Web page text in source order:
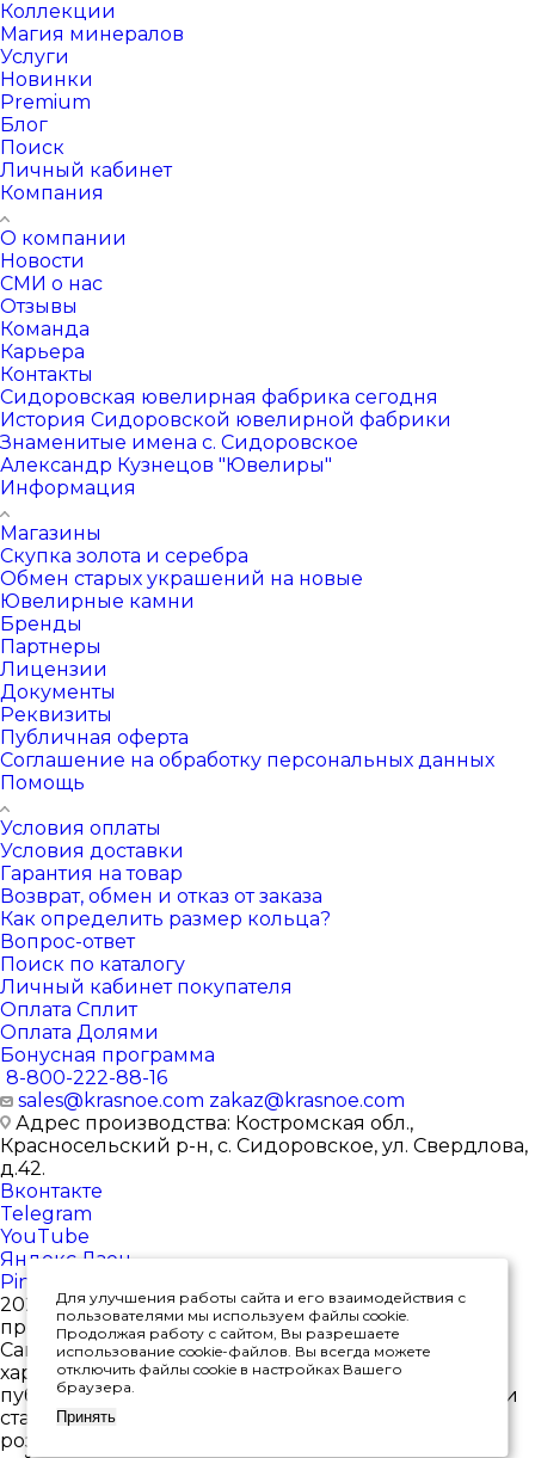
Коллекции
Магия минералов
Услуги
Новинки
Premium
Блог
Поиск
Личный кабинет
Компания
О компании
Новости
СМИ о нас
Отзывы
Команда
Карьера
Контакты
Сидоровская ювелирная фабрика сегодня
История Сидоровской ювелирной фабрики
Знаменитые имена с. Сидоровское
Александр Кузнецов "Ювелиры"
Информация
Магазины
Скупка золота и серебра
Обмен старых украшений на новые
Ювелирные камни
Бренды
Партнеры
Лицензии
Документы
Реквизиты
Публичная оферта
Соглашение на обработку персональных данных
Помощь
Условия оплаты
Условия доставки
Гарантия на товар
Возврат, обмен и отказ от заказа
Как определить размер кольца?
Вопрос-ответ
Поиск по каталогу
Личный кабинет покупателя
Оплата Сплит
Оплата Долями
Бонусная программа
8-800-222-88-16
sales@krasnoe.com zakaz@krasnoe.com
Адрес производства: Костромская обл.,
Красносельский р-н, с. Сидоровское, ул. Свердлова,
д.42.
Вконтакте
Telegram
YouTube
Яндекс.Дзен
Pinterest
2026 © Интернет-магазин ювелирных изделий от
производителя
Сайт носит исключительно информационный
характер, и ни при каких условиях не является
публичной офертой, определяемой положениями
статьи 437(2) Гражданского кодекса РФ. *Цены в
розничных магазинах могут отличаться от цен на
Для улучшения работы сайта и его взаимодействия с
пользователями мы используем файлы cookie.
Продолжая работу с сайтом, Вы разрешаете
использование cookie-файлов. Вы всегда можете
отключить файлы cookie в настройках Вашего
браузера.
Принять